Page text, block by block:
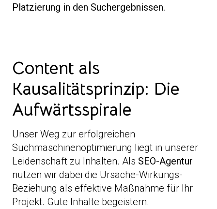
Platzierung in den Suchergebnissen.
Content als
Kausalitätsprinzip: Die
Aufwärtsspirale
Unser Weg zur erfolgreichen
Suchmaschinenoptimierung liegt in unserer
Leidenschaft zu Inhalten. Als SEO-Agentur
nutzen wir dabei die Ursache-Wirkungs-
Beziehung als effektive Maßnahme für Ihr
Projekt. Gute Inhalte begeistern.